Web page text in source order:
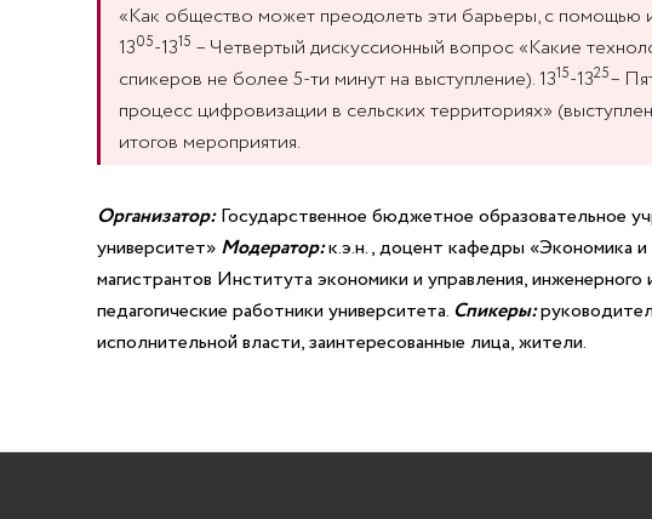
«Как общество может преодолеть эти барьеры, с помощью
1305-1315 – Четвертый дискуссионный вопрос «Какие
спикеров не более 5-ти минут на выступление). 1315-1325–
процесс цифровизации в сельских территориях»
итогов мероприятия.
Организатор:Государственное бюджетное образовательное
университет» Модератор:к.э.н., доцент кафедры «Экономика
магистрантов Института экономики и управления,
педагогические работники университета. Спикеры:
исполнительной власти, заинтересованные лица, жители.